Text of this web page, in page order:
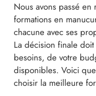
Nous avons passé
formations en
chacune avec ses
La décision finale
besoins, de votre
disponibles. Voici
choisir la meilleure